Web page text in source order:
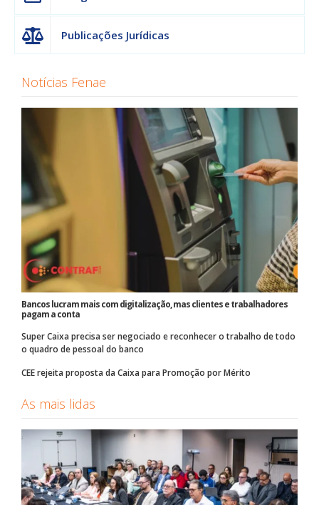
Publicações Jurídicas
Notícias Fenae
Bancos lucram mais com digitalização, mas clientes e trabalhadores
pagam a conta
Super Caixa precisa ser negociado e reconhecer o trabalho de todo
o quadro de pessoal do banco
CEE rejeita proposta da Caixa para Promoção por Mérito
As mais lidas